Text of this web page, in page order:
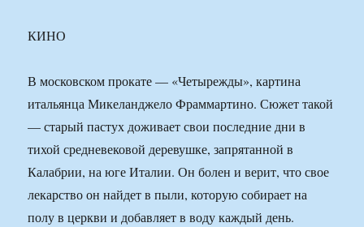
КИНО
В московском прокате — «Четырежды», картина
итальянца Микеланджело Фраммартино. Сюжет такой
— старый пастух доживает свои последние дни в
тихой средневековой деревушке, запрятанной в
Калабрии, на юге Италии. Он болен и верит, что свое
лекарство он найдет в пыли, которую собирает на
полу в церкви и добавляет в воду каждый день.